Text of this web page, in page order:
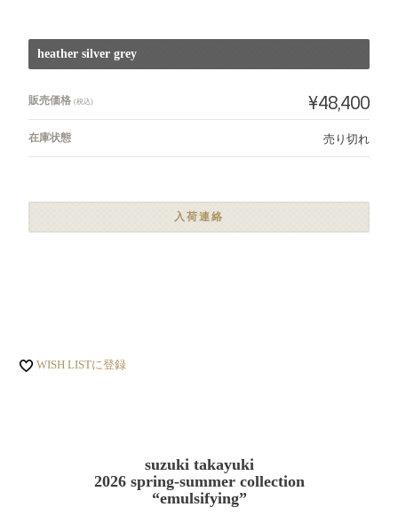
heather silver grey
販売価格(税込) ¥48,400
在庫状態 売り切れ
入荷連絡
WISH LISTに登録
suzuki takayuki
2026 spring-summer collection
“emulsifying”